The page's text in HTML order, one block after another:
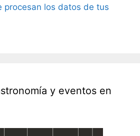
procesan los datos de tus
y eventos en